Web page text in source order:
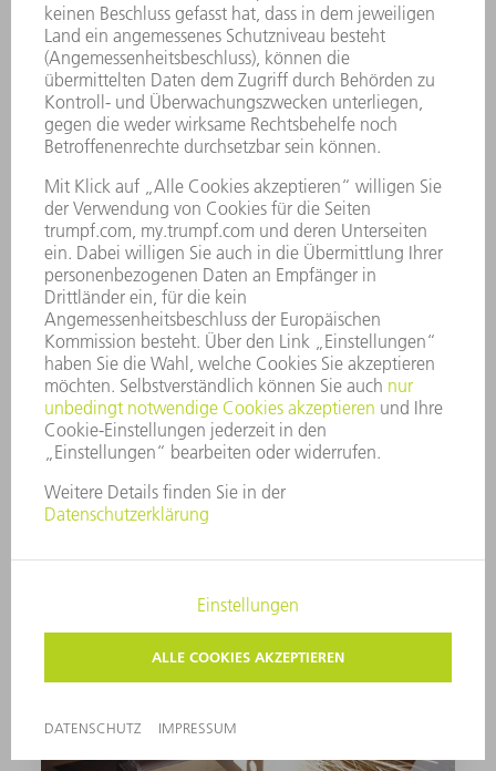
konstruktive Freiheiten und ermöglicht
innovative Rohrkonstruktionen.
Smart Profile Dectection –
Geometrien erkennen
Mit Smart Profile Detection beladen Sie auch
Profile mit anspruchsvollen Geometrien
automatisch.